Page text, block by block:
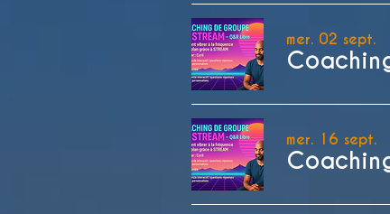
mer. 02 sept.
mer. 16 sept.